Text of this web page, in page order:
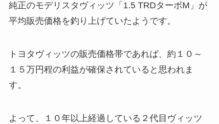
純正のモデリスタヴィッツ「1.5 TRDターボM」が
平均販売価格を釣り上げていたようです。
トヨタヴィッツの販売価格帯であれば、約１０～
１５万円程の利益が確保されていると思われま
す。
よって、１０年以上経過している２代目ヴィッツ